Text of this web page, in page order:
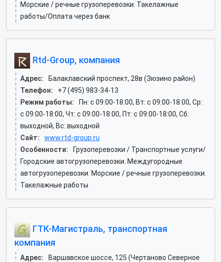
Морские / речные грузоперевозки. Такелажные
работы/Оплата через банк
Rtd-Group, компания
Адрес:
Балаклавский проспект, 28в (Зюзино район)
Телефон:
+7 (495) 983-34-13
Режим работы:
Пн: c 09:00-18:00, Вт: c 09:00-18:00, Ср:
c 09:00-18:00, Чт: c 09:00-18:00, Пт: c 09:00-18:00, Сб:
выходной, Вс: выходной
Сайт:
www.rtd-group.ru
Особенности:
Грузоперевозки / Транспортные услуги/
Городские автогрузоперевозки. Междугородные
автогрузоперевозки. Морские / речные грузоперевозки.
Такелажные работы
ГТК-Магистраль, транспортная
компания
Адрес:
Варшавское шоссе, 125 (Чертаново Северное